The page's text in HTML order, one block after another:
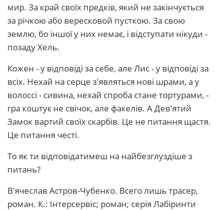
мир. За край своїх предків, який не закінчується
за річкою або вересковой пусткою. За свою
землю, бо іншої у них немає, і відступати нікуди -
позаду Хель.
Кожен - у відповіді за себе, але Лис - у відповіді за
всіх. Нехай на серце з'являться нові шрами, а у
волоссі - сивина, нехай спроба стане тортурами, -
гра коштує не свічок, але факелів. А Дев'ятий
Замок вартий своїх скарбів. Це не питання щастя.
Це питання честі.
То як ти відповідатимеш на найбезглуздіше з
питань?
В'ячеслав Астров-Чубенко. Всего лишь трасер,
роман. К.: Інтерсервіс; роман; серія Лабіринти